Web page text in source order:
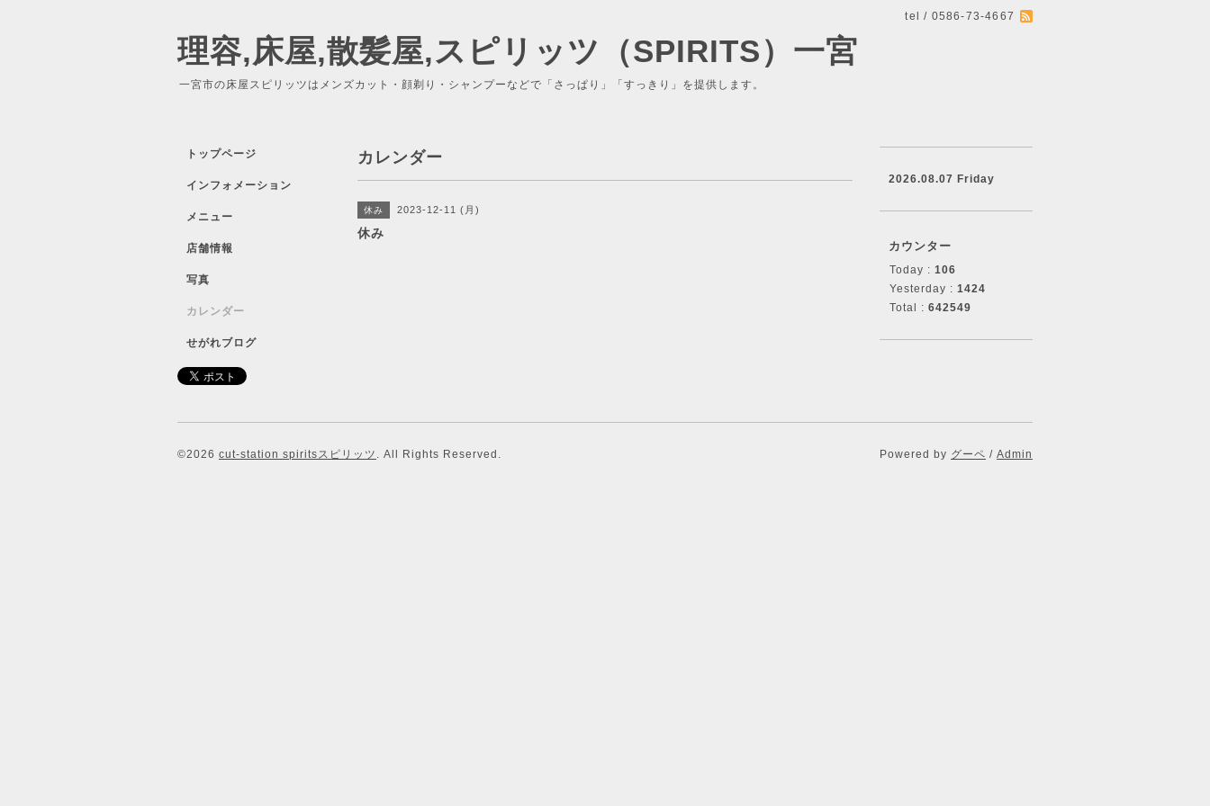
tel / 0586-73-4667
理容,床屋,散髪屋,スピリッツ（SPIRITS）一宮
一宮市の床屋スピリッツはメンズカット・顔剃り・シャンプーなどで「さっぱり」「すっきり」を提供します。
カレンダー
休み 2023-12-11 (月)
休み
トップページ
インフォメーション
メニュー
店舗情報
写真
カレンダー
せがれブログ
2026.08.07 Friday
カウンター
Today : 106
Yesterday : 1424
Total : 642549
©2026 cut-station spiritsスピリッツ . All Rights Reserved. Powered by グーペ / Admin